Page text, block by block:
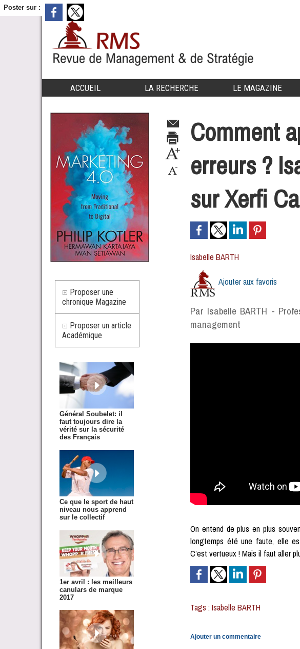
Poster sur :
ACCUEIL LA RECHERCHE LE MAGAZINE
Proposer une
chronique Magazine
Proposer un article
Académique
Général Soubelet: il
faut toujours dire la
vérité sur la sécurité
des Français
Ce que le sport de haut
niveau nous apprend
sur le collectif
1er avril : les meilleurs
canulars de marque
2017
Comment
erreurs ?
sur Xerfi
Isabelle BARTH
Ajouter aux favoris
Par Isabelle BARTH -
management
On entend de plus en plus
longtemps été une faute, elle
C’est vertueux ! Mais il faut aller
Tags : Isabelle BARTH
Ajouter un commentaire